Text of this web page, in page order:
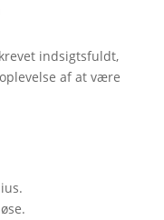
indsigtsfuldt,
af at være